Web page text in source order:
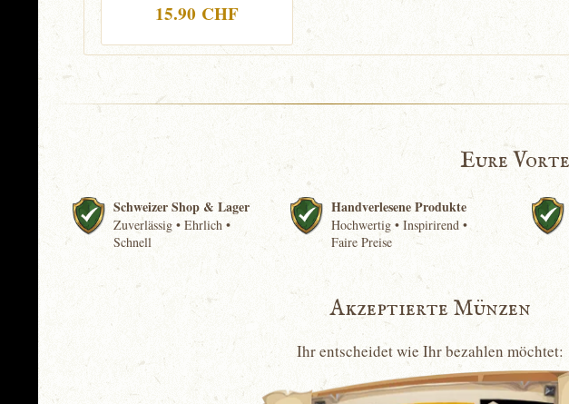
15.90 CHF
Eure
Schweizer Shop & Lager
Zuverlässig • Ehrlich •
Schnell
Handverlesene Produkte
Hochwertig • Inspirirend •
Faire Preise
Akzeptierte Münzen
Ihr entscheidet wie Ihr bezahlen möchtet: